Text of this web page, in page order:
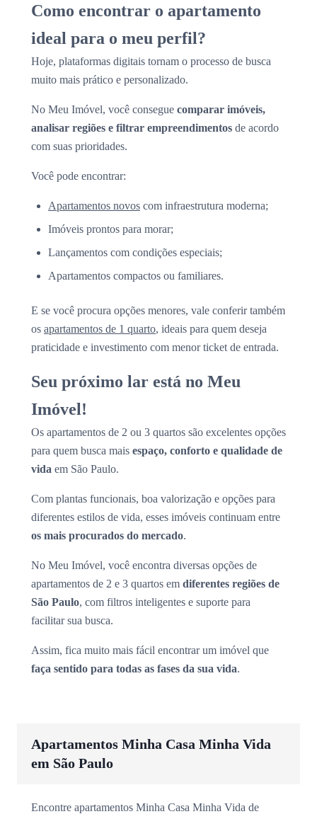
Como encontrar o apartamento
ideal para o meu perfil?
Hoje, plataformas digitais tornam o processo de busca
muito mais prático e personalizado.
No Meu Imóvel, você consegue comparar imóveis,
analisar regiões e filtrar empreendimentos de acordo
com suas prioridades.
Você pode encontrar:
Apartamentos novos com infraestrutura moderna;
Imóveis prontos para morar;
Lançamentos com condições especiais;
Apartamentos compactos ou familiares.
E se você procura opções menores, vale conferir também
os apartamentos de 1 quarto, ideais para quem deseja
praticidade e investimento com menor ticket de entrada.
Seu próximo lar está no Meu
Imóvel!
Os apartamentos de 2 ou 3 quartos são excelentes opções
para quem busca mais espaço, conforto e qualidade de
vida em São Paulo.
Com plantas funcionais, boa valorização e opções para
diferentes estilos de vida, esses imóveis continuam entre
os mais procurados do mercado.
No Meu Imóvel, você encontra diversas opções de
apartamentos de 2 e 3 quartos em diferentes regiões de
São Paulo, com filtros inteligentes e suporte para
facilitar sua busca.
Assim, fica muito mais fácil encontrar um imóvel que
faça sentido para todas as fases da sua vida.
Apartamentos Minha Casa Minha Vida
em São Paulo
Encontre apartamentos Minha Casa Minha Vida de